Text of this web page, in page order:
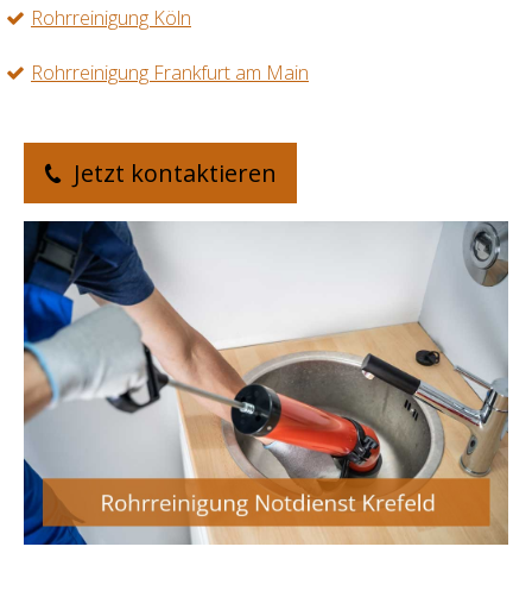
Rohrreinigung Köln
Rohrreinigung Frankfurt am Main
Jetzt kontaktieren